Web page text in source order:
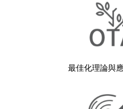
最佳化理論與